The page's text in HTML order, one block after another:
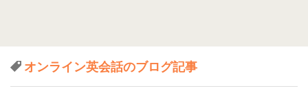
オンライン英会話のブログ記事